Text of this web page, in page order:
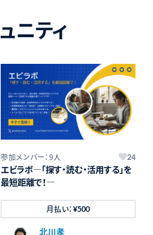
ニティ
参加メンバー：9人 24
エビラボ―「探す・読む・活用する」を
最短距離で！―
月払い： ¥500
北川孝